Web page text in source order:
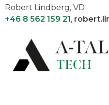
Robert Lindberg, VD
+46 8 562 159 21,